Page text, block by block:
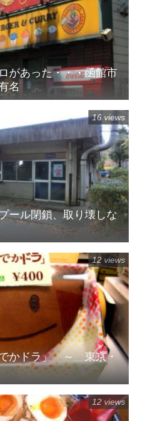
があった・・・函館市
名
ール閉鎖、取り壊しな
16 views
かドラ」 ～ 東京・
12 views
12 views